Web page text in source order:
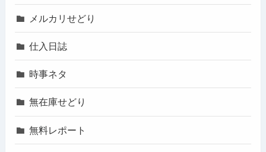
メルカリせどり
仕入日誌
時事ネタ
無在庫せどり
無料レポート